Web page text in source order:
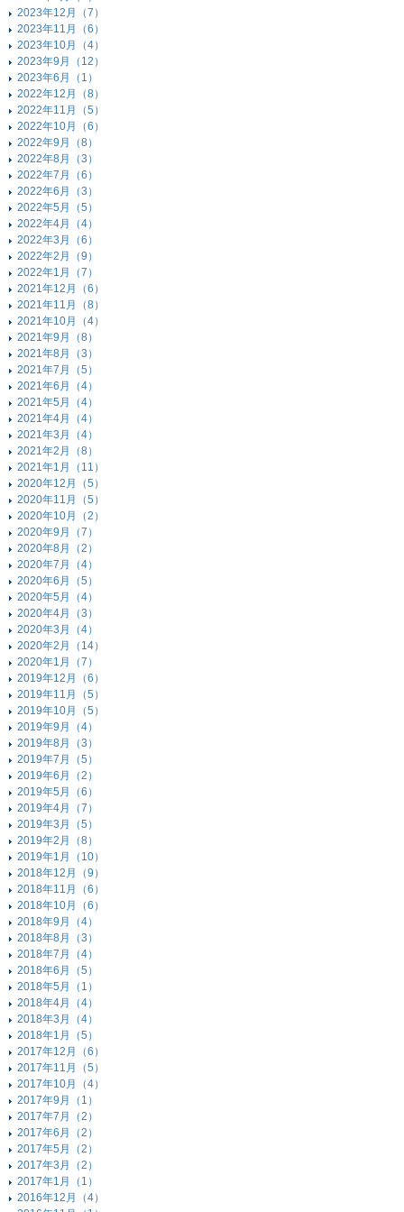
2023年12月（7）
2023年11月（6）
2023年10月（4）
2023年9月（12）
2023年6月（1）
2022年12月（8）
2022年11月（5）
2022年10月（6）
2022年9月（8）
2022年8月（3）
2022年7月（6）
2022年6月（3）
2022年5月（5）
2022年4月（4）
2022年3月（6）
2022年2月（9）
2022年1月（7）
2021年12月（6）
2021年11月（8）
2021年10月（4）
2021年9月（8）
2021年8月（3）
2021年7月（5）
2021年6月（4）
2021年5月（4）
2021年4月（4）
2021年3月（4）
2021年2月（8）
2021年1月（11）
2020年12月（5）
2020年11月（5）
2020年10月（2）
2020年9月（7）
2020年8月（2）
2020年7月（4）
2020年6月（5）
2020年5月（4）
2020年4月（3）
2020年3月（4）
2020年2月（14）
2020年1月（7）
2019年12月（6）
2019年11月（5）
2019年10月（5）
2019年9月（4）
2019年8月（3）
2019年7月（5）
2019年6月（2）
2019年5月（6）
2019年4月（7）
2019年3月（5）
2019年2月（8）
2019年1月（10）
2018年12月（9）
2018年11月（6）
2018年10月（6）
2018年9月（4）
2018年8月（3）
2018年7月（4）
2018年6月（5）
2018年5月（1）
2018年4月（4）
2018年3月（4）
2018年1月（5）
2017年12月（6）
2017年11月（5）
2017年10月（4）
2017年9月（1）
2017年7月（2）
2017年6月（2）
2017年5月（2）
2017年3月（2）
2017年1月（1）
2016年12月（4）